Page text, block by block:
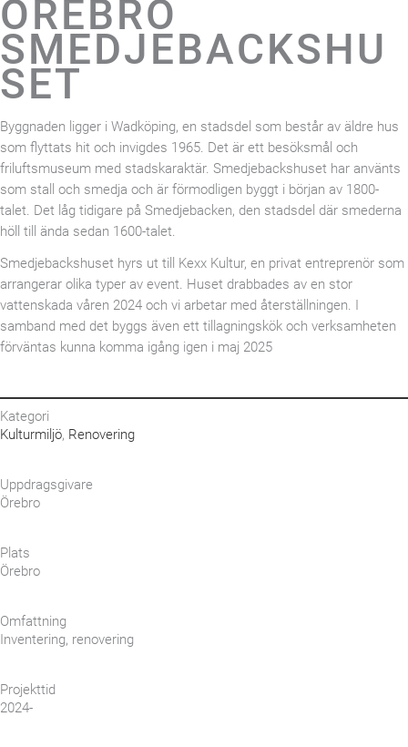
ÖREBRO
SMEDJEBACKSHU
SET
Byggnaden ligger i Wadköping, en stadsdel som består av äldre hus
som flyttats hit och invigdes 1965. Det är ett besöksmål och
friluftsmuseum med stadskaraktär. Smedjebackshuset har använts
som stall och smedja och är förmodligen byggt i början av 1800-
talet. Det låg tidigare på Smedjebacken, den stadsdel där smederna
höll till ända sedan 1600-talet.
Smedjebackshuset hyrs ut till Kexx Kultur, en privat entreprenör som
arrangerar olika typer av event. Huset drabbades av en stor
vattenskada våren 2024 och vi arbetar med återställningen. I
samband med det byggs även ett tillagningskök och verksamheten
förväntas kunna komma igång igen i maj 2025
Kategori
Kulturmiljö, Renovering
Uppdragsgivare
Örebro
Plats
Örebro
Omfattning
Inventering, renovering
Projekttid
2024-